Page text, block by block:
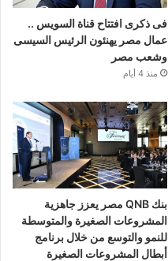
فى ذكرى افتتاح قناة السويس ..
عمال مصر يهنئون الرئيس السيسى
وشعب مصر
منذ 4 أيام
بنك QNB مصر يعزز جاهزية
المشروعات الصغيرة والمتوسطة
للنمو والتوسع من خلال برنامج
أبطال المشروعات الصغيرة